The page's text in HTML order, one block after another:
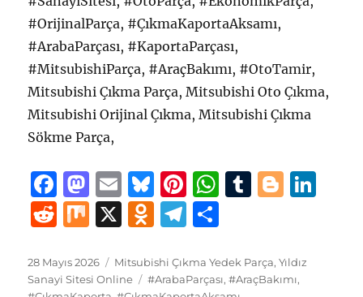
#OrijinalParça, #ÇıkmaKaportaAksamı,
#ArabaParçası, #KaportaParçası,
#MitsubishiParça, #AraçBakımı, #OtoTamir,
Mitsubishi Çıkma Parça, Mitsubishi Oto Çıkma,
Mitsubishi Orijinal Çıkma, Mitsubishi Çıkma
Sökme Parça,
F
a
c
e
b
M
a
st
o
d
E
m
ai
l
B
lu
e
s
k
Pi
n
te
re
st
W
s
A
T
bl
r
B
g
er
R
d
M X
O
n
T
e a
Yayın
tarihi
28 Mayıs 2026 Kategoriler
Mitsubishi Çıkma Yedek Parça,Yıldız
Sanayi Sitesi Online
Etiketler
#ArabaParçası,#AraçBakımı,